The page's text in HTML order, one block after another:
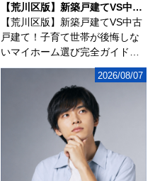
【荒川区版】新築戸建てVS中古戸建て！子育て世帯が後悔しないマイホーム選び完全ガイド！！
【荒川区版】新築戸建てVS中古
戸建て！子育て世帯が後悔しな
いマイホーム選び完全ガイド！
荒川区で新築戸...
2026/08/07